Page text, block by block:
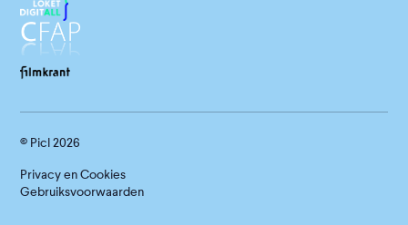
© Picl2026
Privacy en Cookies
Gebruiksvoorwaarden